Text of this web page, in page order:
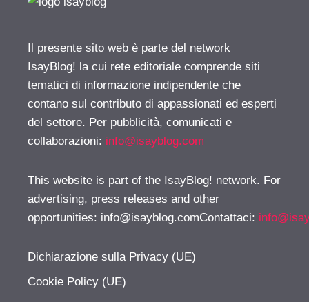
Il presente sito web è parte del network
IsayBlog! la cui rete editoriale comprende siti
tematici di informazione indipendente che
contano sul contributo di appassionati ed esperti
del settore. Per pubblicità, comunicati e
collaborazioni: info@isayblog.com
This website is part of the IsayBlog! network. For
advertising, press releases and other
opportunities: info@isayblog.comContattaci:
Dichiarazione sulla Privacy (UE)
Cookie Policy (UE)